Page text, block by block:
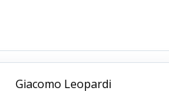
Giacomo Leopardi